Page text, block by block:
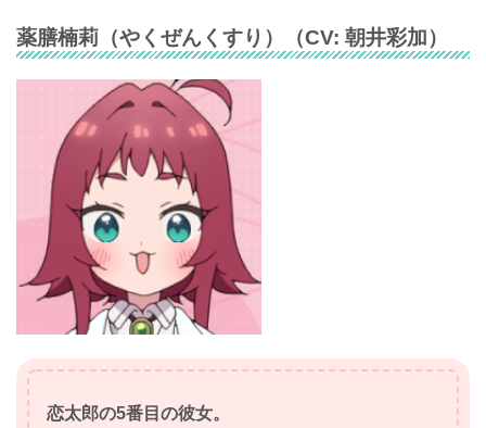
薬膳楠莉 （やくぜんくすり ）（CV: 朝井彩加）
恋太郎の5番目の彼女。